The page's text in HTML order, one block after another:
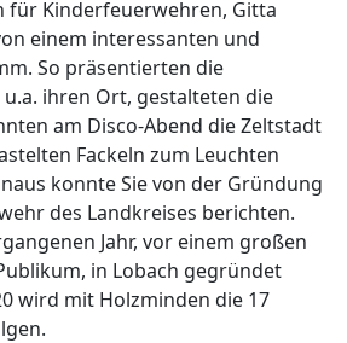
für Kinderfeuerwehren, Gitta
einem interessanten und
So präsentierten die
ihren Ort, gestalteten die
am Disco-Abend die Zeltstadt
Fackeln zum Leuchten
konnte Sie von der Gründung
des Landkreises berichten.
Jahr, vor einem großen
in Lobach gegründet
wird mit Holzminden die 17